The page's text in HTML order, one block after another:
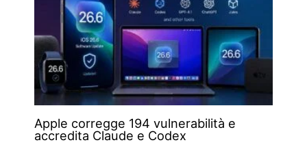
Apple corregge 194 vulnerabilità e
accredita Claude e Codex